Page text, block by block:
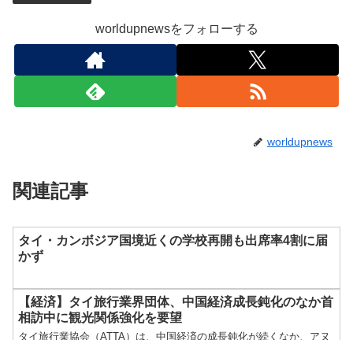
worldupnewsをフォローする
worldupnews
関連記事
タイ・カンボジア国境近くの学校再開も出席率4割に届
かず
【経済】タイ旅行業界団体、中国経済成長鈍化のなか首
相訪中に観光関係強化を要望
タイ旅行業協会（ATTA）は、中国経済の成長鈍化が続くなか、アヌ